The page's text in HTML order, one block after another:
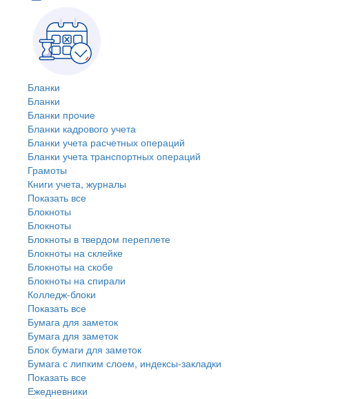
Бланки
Бланки
Бланки прочие
Бланки кадрового учета
Бланки учета расчетных операций
Бланки учета транспортных операций
Грамоты
Книги учета, журналы
Показать все
Блокноты
Блокноты
Блокноты в твердом переплете
Блокноты на склейке
Блокноты на скобе
Блокноты на спирали
Колледж-блоки
Показать все
Бумага для заметок
Бумага для заметок
Блок бумаги для заметок
Бумага с липким слоем, индексы-закладки
Показать все
Ежедневники